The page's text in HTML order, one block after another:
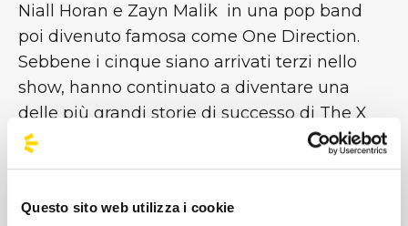
Questo sito web utilizza i cookie
Niall Horan e Zayn Malik in una pop band
poi divenuto famosa come One Direction.
Sebbene i cinque siano arrivati terzi nello
show, hanno continuato a diventare una
delle più grandi storie di successo di The X
Factor, in cima alle classifiche in tutto il
mondo. All'inizio del 2016, gli One Direction
membri il tempo di perseguire le loro